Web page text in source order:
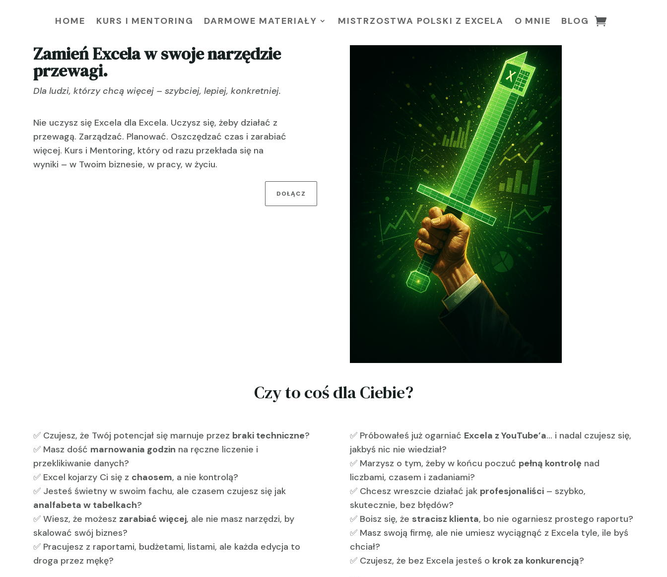
HOME KURS I MENTORING DARMOWE MATERIAŁY MISTRZOSTWA POLSKI Z EXCELA O MNIE BLOG
Zamień Excela w swoje narzędzie
przewagi.
Dla ludzi, którzy chcą więcej – szybciej, lepiej, konkretniej.
Nie uczysz się Excela dla Excela. Uczysz się, żeby działać z
przewagą. Zarządzać. Planować. Oszczędzać czas i zarabiać
więcej. Kurs i Mentoring, który od razu przekłada się na
wyniki – w Twoim biznesie, w pracy, w życiu.
DOŁĄCZ
Czy to coś dla Ciebie?
✅ Czujesz, że Twój potencjał się marnuje przez braki techniczne?
✅ Masz dość marnowania godzin na ręczne liczenie i
przeklikiwanie danych?
✅ Excel kojarzy Ci się z chaosem, a nie kontrolą?
✅ Jesteś świetny w swoim fachu, ale czasem czujesz się jak
analfabeta w tabelkach?
✅ Wiesz, że możesz zarabiać więcej, ale nie masz narzędzi, by
skalować swój biznes?
✅ Pracujesz z raportami, budżetami, listami, ale każda edycja to
droga przez mękę?
✅ Próbowałeś już ogarniać Excela z YouTube’a… i nadal czujesz się,
jakbyś nic nie wiedział?
✅ Marzysz o tym, żeby w końcu poczuć pełną kontrolę nad
liczbami, czasem i zadaniami?
✅ Chcesz wreszcie działać jak profesjonaliści – szybko,
skutecznie, bez błędów?
✅ Boisz się, że stracisz klienta, bo nie ogarniesz prostego raportu?
✅ Masz swoją firmę, ale nie umiesz wyciągnąć z Excela tyle, ile byś
chciał?
✅ Czujesz, że bez Excela jesteś o krok za konkurencją?